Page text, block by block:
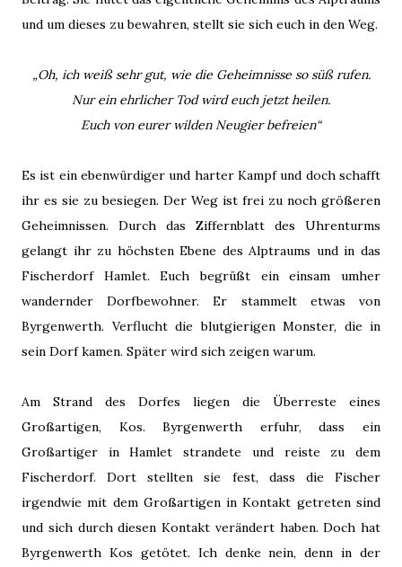
und um dieses zu bewahren, stellt sie sich euch in den Weg.
„Oh, ich weiß sehr gut, wie die Geheimnisse so süß rufen.
Nur ein ehrlicher Tod wird euch jetzt heilen.
Euch von eurer wilden Neugier befreien“
Es ist ein ebenwürdiger und harter Kampf und doch schafft
ihr es sie zu besiegen. Der Weg ist frei zu noch größeren
Geheimnissen. Durch das Ziffernblatt des Uhrenturms
gelangt ihr zu höchsten Ebene des Alptraums und in das
Fischerdorf Hamlet. Euch begrüßt ein einsam umher
wandernder Dorfbewohner. Er stammelt etwas von
Byrgenwerth. Verflucht die blutgierigen Monster, die in
sein Dorf kamen. Später wird sich zeigen warum.
Am Strand des Dorfes liegen die Überreste eines
Großartigen, Kos. Byrgenwerth erfuhr, dass ein
Großartiger in Hamlet strandete und reiste zu dem
Fischerdorf. Dort stellten sie fest, dass die Fischer
irgendwie mit dem Großartigen in Kontakt getreten sind
und sich durch diesen Kontakt verändert haben. Doch hat
Byrgenwerth Kos getötet. Ich denke nein, denn in der